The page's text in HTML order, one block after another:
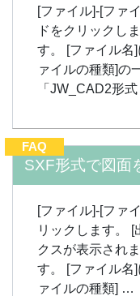
[ファイル]-[ファ
ドをクリックし
す。 [ファイル名
ァイルの種類]の
「JW_CAD2形
FAQ
SXF形式で図面
[ファイル]-[ファ
リックします。
クスが表示され
す。 [ファイル名
ァイルの種類] …